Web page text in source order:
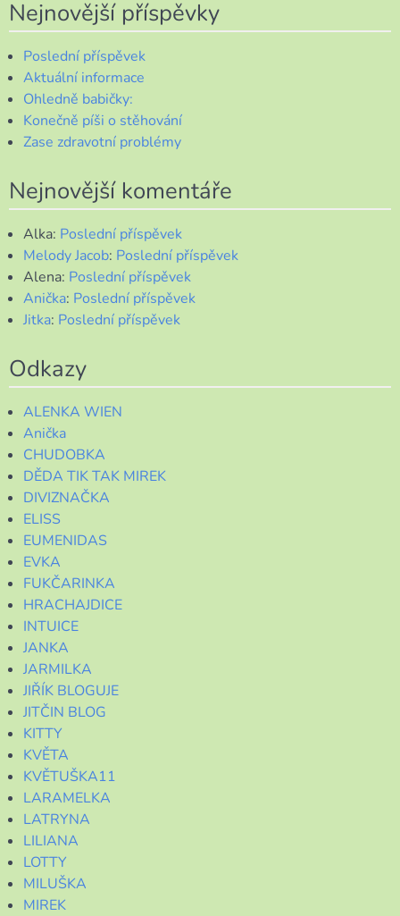
Nejnovější příspěvky
Poslední příspěvek
Aktuální informace
Ohledně babičky:
Konečně píši o stěhování
Zase zdravotní problémy
Nejnovější komentáře
Alka: Poslední příspěvek
Melody Jacob: Poslední příspěvek
Alena: Poslední příspěvek
Anička: Poslední příspěvek
Jitka: Poslední příspěvek
Odkazy
ALENKA WIEN
Anička
CHUDOBKA
DĚDA TIK TAK MIREK
DIVIZNAČKA
ELISS
EUMENIDAS
EVKA
FUKČARINKA
HRACHAJDICE
INTUICE
JANKA
JARMILKA
JIŘÍK BLOGUJE
JITČIN BLOG
KITTY
KVĚTA
KVĚTUŠKA11
LARAMELKA
LATRYNA
LILIANA
LOTTY
MILUŠKA
MIREK